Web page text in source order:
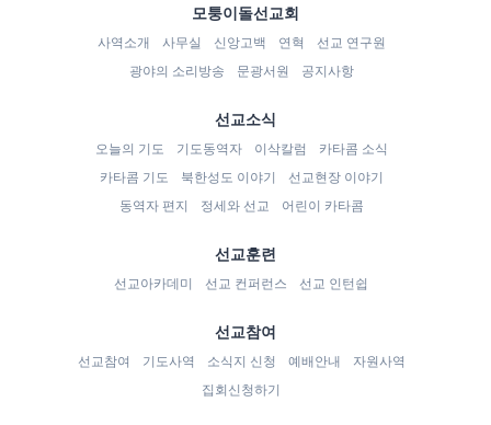
모퉁이돌선교회
사역소개 사무실 신앙고백 연혁
선교 연구원
광야의 소리방송
문광서원 공지사항
선교소식
오늘의 기도 기도동역자 이삭칼럼
카타콤 소식
카타콤 기도
북한성도 이야기
선교현장 이야기
동역자 편지
정세와 선교 어린이 카타콤
선교훈련
선교아카데미 선교 컨퍼런스 선교 인턴쉽
선교참여
선교참여 기도사역 소식지 신청 예배안내
자원사역
집회신청하기